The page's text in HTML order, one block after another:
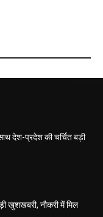
देश-प्रदेश की चर्चित बड़ी
खुशखबरी, नौकरी में मिल